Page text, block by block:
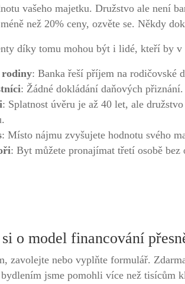
vašeho majetku. Družstvo ale není
než 20% ceny, ozvěte se. Někdy
díky tomu mohou být i lidé, kteří by v
: Banka řeší příjem na rodičovské
: Žádné dokládání daňových
: Splatnost úvěru je až 40 let, ale
: Místo nájmu zvyšujete hodnotu svého
: Byt můžete pronajímat třetí osobě
o model financování
zavolejte nebo vyplňte formulář.
jsme pomohli více než tisícům